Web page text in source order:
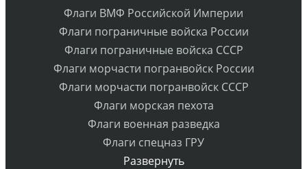
Флаги ВМФ Российской Империи
Флаги пограничные войска России
Флаги пограничные войска СССР
Флаги морчасти погранвойск России
Флаги морчасти погранвойск СССР
Флаги морская пехота
Флаги военная разведка
Флаги спецназ ГРУ
Развернуть